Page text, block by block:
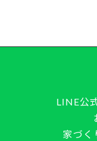
LINE公
家づく